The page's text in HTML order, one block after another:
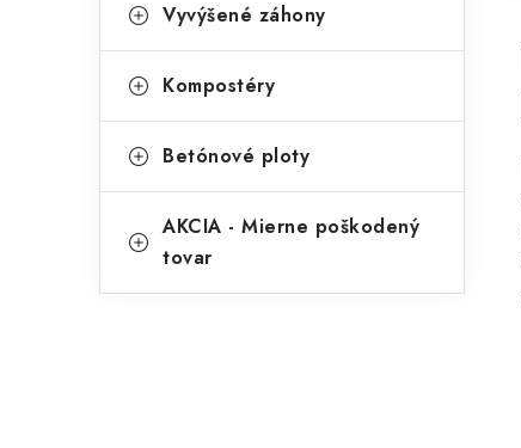
Vyvýšené záhony
Kompostéry
Betónové ploty
AKCIA - Mierne poškodený
tovar